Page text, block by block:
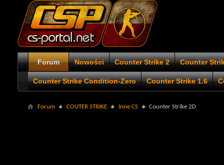
Forum Nowości Counter Strike 2 Counter
Counter Strike Condition-Zero Counter Strike 1.6
Forum COUTER STRIKE Inne CS Counter Strike 2D